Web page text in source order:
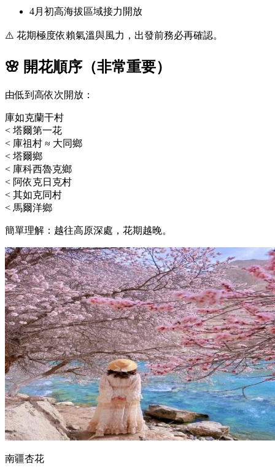
4月初高海拔區域接力開放
⚠️ 花期極度依賴氣溫與風力，出發前務必再確認。
🌸 開花順序（非常重要）
由低到高依次開放：
庫如克蘭干村
< 塔爾第一花
< 庫祖村 ≈ 大同鄉
< 塔爾鄉
< 庫科西魯克鄉
< 阿依克日克村
< 其如克同村
< 馬爾洋鄉
簡單理解：越往高原深處，花期越晚。
南疆杏花